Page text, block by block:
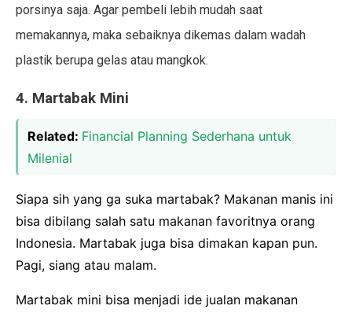
porsinya saja. Agar pembeli lebih mudah saat
memakannya, maka sebaiknya dikemas dalam wadah
plastik berupa gelas atau mangkok.
4. Martabak Mini
Related: Financial Planning Sederhana untuk
Milenial
Siapa sih yang ga suka martabak? Makanan manis ini
bisa dibilang salah satu makanan favoritnya orang
Indonesia. Martabak juga bisa dimakan kapan pun.
Pagi, siang atau malam.
Martabak mini bisa menjadi ide jualan makanan